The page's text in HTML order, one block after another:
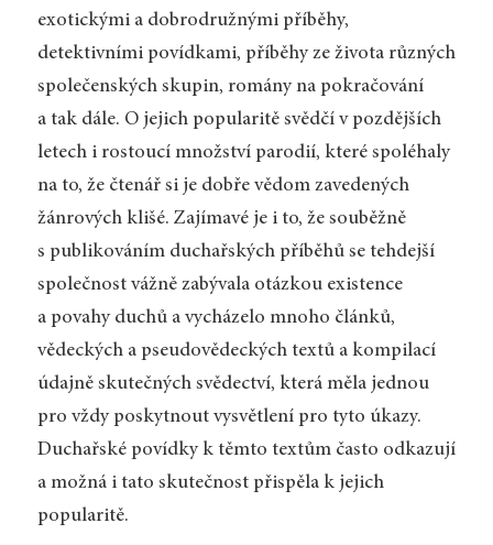
exotickými a dobrodružnými příběhy,
detektivními povídkami, příběhy ze života různých
společenských skupin, romány na pokračování
a tak dále. O jejich popularitě svědčí v pozdějších
letech i rostoucí množství parodií, které spoléhaly
na to, že čtenář si je dobře vědom zavedených
žánrových klišé. Zajímavé je i to, že souběžně
s publikováním duchařských příběhů se tehdejší
společnost vážně zabývala otázkou existence
a povahy duchů a vycházelo mnoho článků,
vědeckých a pseudovědeckých textů a kompilací
údajně skutečných svědectví, která měla jednou
pro vždy poskytnout vysvětlení pro tyto úkazy.
Duchařské povídky k těmto textům často odkazují
a možná i tato skutečnost přispěla k jejich
popularitě.